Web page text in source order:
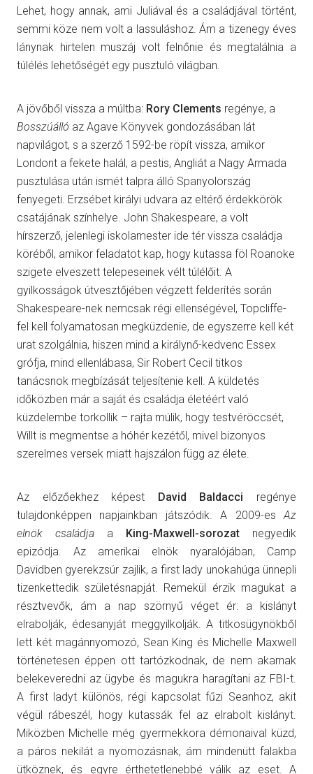
Lehet, hogy annak, ami Juliával és a családjával történt,
semmi köze nem volt a lassuláshoz. Ám a tizenegy éves
lánynak hirtelen muszáj volt felnőnie és megtalálnia a
túlélés lehetőségét egy pusztuló világban.
A jövőből vissza a múltba: Rory Clements regénye, a
Bosszúálló az Agave Könyvek gondozásában lát
napvilágot, s a szerző 1592-be röpít vissza, amikor
Londont a fekete halál, a pestis, Angliát a Nagy Armada
pusztulása után ismét talpra álló Spanyolország
fenyegeti. Erzsébet királyi udvara az eltérő érdekkörök
csatájának színhelye. John Shakespeare, a volt
hírszerző, jelenlegi iskolamester ide tér vissza családja
köréből, amikor feladatot kap, hogy kutassa föl Roanoke
szigete elveszett telepeseinek vélt túlélőit. A
gyilkosságok útvesztőjében végzett felderítés során
Shakespeare-nek nemcsak régi ellenségével, Topcliffe-
fel kell folyamatosan megküzdenie, de egyszerre kell két
urat szolgálnia, hiszen mind a királynő-kedvenc Essex
grófja, mind ellenlábasa, Sir Robert Cecil titkos
tanácsnok megbízását teljesítenie kell. A küldetés
időközben már a saját és családja életéért való
küzdelembe torkollik – rajta múlik, hogy testvéröccsét,
Willt is megmentse a hóhér kezétől, mivel bizonyos
szerelmes versek miatt hajszálon függ az élete.
Az előzőekhez képest David Baldacci regénye
tulajdonképpen napjainkban játszódik. A 2009-es Az
elnök családja a King-Maxwell-sorozat negyedik
epizódja. Az amerikai elnök nyaralójában, Camp
Davidben gyerekzsúr zajlik, a first lady unokahúga ünnepli
tizenkettedik születésnapját. Remekül érzik magukat a
résztvevők, ám a nap szörnyű véget ér: a kislányt
elrabolják, édesanyját meggyilkolják. A titkosügynökből
lett két magánnyomozó, Sean King és Michelle Maxwell
történetesen éppen ott tartózkodnak, de nem akarnak
belekeveredni az ügybe és magukra haragítani az FBI-t.
A first ladyt különös, régi kapcsolat fűzi Seanhoz, akit
végül rábeszél, hogy kutassák fel az elrabolt kislányt.
Miközben Michelle még gyermekkora démonaival küzd,
a páros nekilát a nyomozásnak, ám mindenütt falakba
ütköznek, és egyre érthetetlenebbé válik az eset. A